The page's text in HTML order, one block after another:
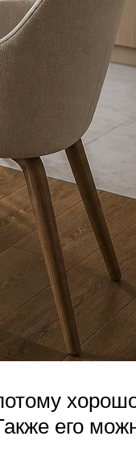
его